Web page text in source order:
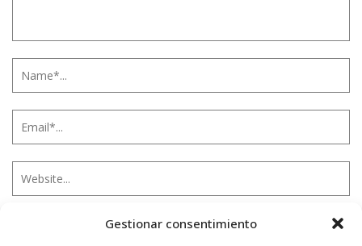
Gestionar consentimiento